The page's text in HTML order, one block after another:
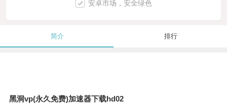
安卓市场，安全绿色
简介 排行
黑洞vp(永久免费)加速器下载hd02